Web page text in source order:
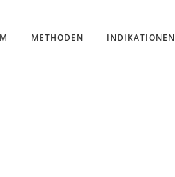
METHODEN INDIKATIONEN